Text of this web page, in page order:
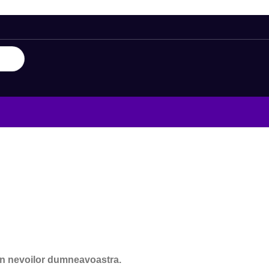
nevoilor dumneavoastra.